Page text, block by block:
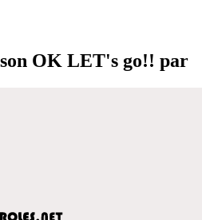
OK LET's go!! par